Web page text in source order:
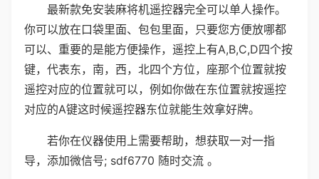
最新款免安装麻将机遥控器完全可以单人操作。
你可以放在口袋里面、包包里面，只要您方便放哪都
可以、重要的是能方便操作，遥控上有A,B,C,D四个按
键，代表东，南，西，北四个方位，座那个位置就按
遥控对应的位置就可以，例如你做在东位置就按遥控
对应的A键这时候遥控器东位就能生效拿好牌。
若你在仪器使用上需要帮助，想获取一对一指
导，添加微信号; sdf6770 随时交流 。